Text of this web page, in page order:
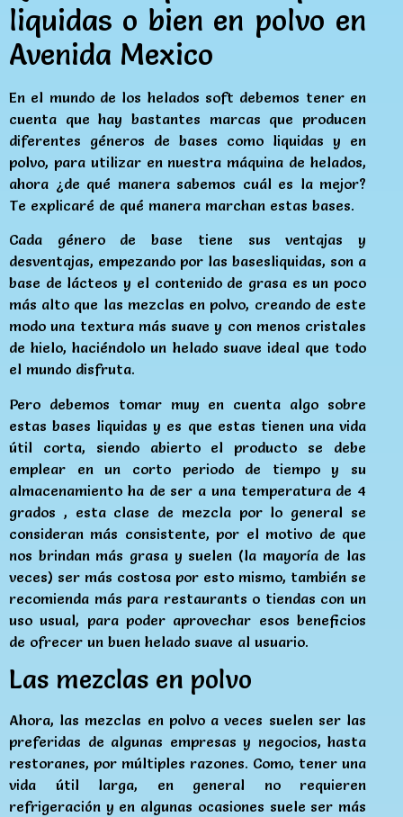
liquidas o bien en polvo en
Avenida Mexico
En el mundo de los helados soft debemos tener en
cuenta que hay bastantes marcas que producen
diferentes géneros de bases como liquidas y en
polvo, para utilizar en nuestra máquina de helados,
ahora ¿de qué manera sabemos cuál es la mejor?
Te explicaré de qué manera marchan estas bases.
Cada género de base tiene sus ventajas y
desventajas, empezando por las basesliquidas, son a
base de lácteos y el contenido de grasa es un poco
más alto que las mezclas en polvo, creando de este
modo una textura más suave y con menos cristales
de hielo, haciéndolo un helado suave ideal que todo
el mundo disfruta.
Pero debemos tomar muy en cuenta algo sobre
estas bases liquidas y es que estas tienen una vida
útil corta, siendo abierto el producto se debe
emplear en un corto periodo de tiempo y su
almacenamiento ha de ser a una temperatura de 4
grados , esta clase de mezcla por lo general se
consideran más consistente, por el motivo de que
nos brindan más grasa y suelen (la mayoría de las
veces) ser más costosa por esto mismo, también se
recomienda más para restaurants o tiendas con un
uso usual, para poder aprovechar esos beneficios
de ofrecer un buen helado suave al usuario.
Las mezclas en polvo
Ahora, las mezclas en polvo a veces suelen ser las
preferidas de algunas empresas y negocios, hasta
restoranes, por múltiples razones. Como, tener una
vida útil larga, en general no requieren
refrigeración y en algunas ocasiones suele ser más